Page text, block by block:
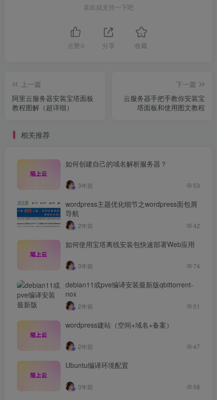
喜欢就支持一下吧
点赞 0 分享 收藏
上一篇
阿里云服务器安装宝塔面板
教程图解（超详细）
下一篇
云服务器手把手教你安装宝
塔面板和使用图文教程
相关推荐
如何创建自己的域名解析服务器？
3年前 53
wordpress主题优化细节之wordpress面包屑
导航
2年前 42
如何使用宝塔离线安装包快速部署Web应用
3年前 74
debian11或pve编译安装最新版qbittorrent-
nox
2年前 51
wordpress建站（空间+域名+备案）
2年前 47
Ubuntu编译环境配置
3年前 58